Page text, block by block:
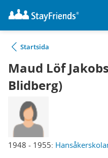
Startsida
Maud Löf
Blidberg)
1948 - 1955: